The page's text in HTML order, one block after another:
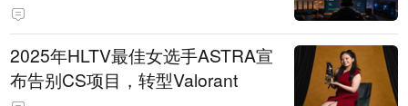
2025年HLTV最佳女选手ASTRA宣
布告别CS项目，转型Valorant